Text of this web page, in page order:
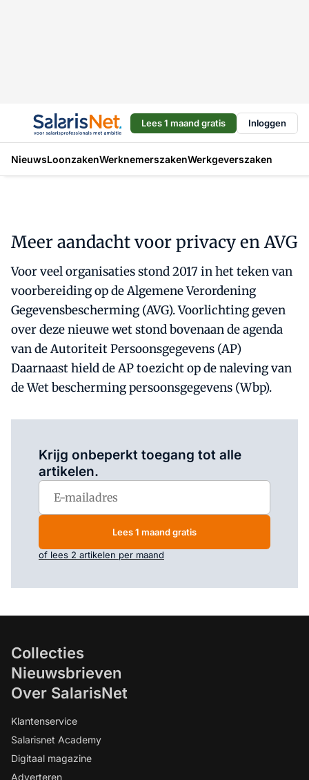
Lees 1 maand gratis Inloggen
NieuwsLoonzakenWerknemerszakenWerkgeverszaken
Meer aandacht voor privacy en AVG
Voor veel organisaties stond 2017 in het teken van
voorbereiding op de Algemene Verordening
Gegevensbescherming (AVG). Voorlichting geven
over deze nieuwe wet stond bovenaan de agenda
van de Autoriteit Persoonsgegevens (AP)
Daarnaast hield de AP toezicht op de naleving van
de Wet bescherming persoonsgegevens (Wbp).
Krijg onbeperkt toegang tot alle
artikelen.
Lees 1 maand gratis
of lees 2 artikelen per maand
Collecties
Nieuwsbrieven
Over SalarisNet
Klantenservice
Salarisnet Academy
Digitaal magazine
Adverteren